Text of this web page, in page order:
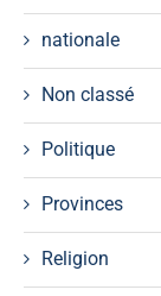
nationale
Non classé
Politique
Provinces
Religion